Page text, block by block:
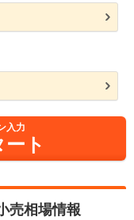
入力
ト
売相場情報